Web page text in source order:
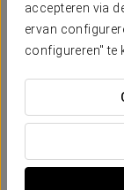
accepteren via
ervan
configureren" te
Vanaf €12
Toegang
Deze prachtige
de spa van
verblijf bij ons te
Spacircuit van 60